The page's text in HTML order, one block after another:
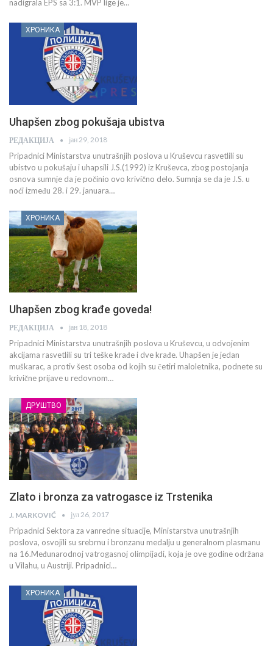
nadigrala EPS sa 3:1. MVP lige je…
ХРОНИКА
Uhapšen zbog pokušaja ubistva
РЕДАКЦИЈА јан 29, 2018
Pripadnici Ministarstva unutrašnjih poslova u Kruševcu rasvetlili su
ubistvo u pokušaju i uhapsili J.S.(1992) iz Kruševca, zbog postojanja
osnova sumnje da je počinio ovo krivično delo. Sumnja se da je J.S. u
noći između 28. i 29. januara…
ХРОНИКА
Uhapšen zbog krađe goveda!
РЕДАКЦИЈА јан 18, 2018
Pripadnici Ministarstva unutrašnjih poslova u Kruševcu, u odvojenim
akcijama rasvetlili su tri teške krađe i dve krađe. Uhapšen je jedan
muškarac, a protiv šest osoba od kojih su četiri maloletnika, podnete su
krivične prijave u redovnom…
ДРУШТВО
Zlato i bronza za vatrogasce iz Trstenika
J. MARKOVIĆ јул 26, 2017
Pripadnici Sektora za vanredne situacije, Ministarstva unutrašnjih
poslova, osvojili su srebrnu i bronzanu medalju u generalnom plasmanu
na 16.Međunarodnoj vatrogasnoj olimpijadi, koja je ove godine održana
u Vilahu, u Austriji. Pripadnici…
ХРОНИКА